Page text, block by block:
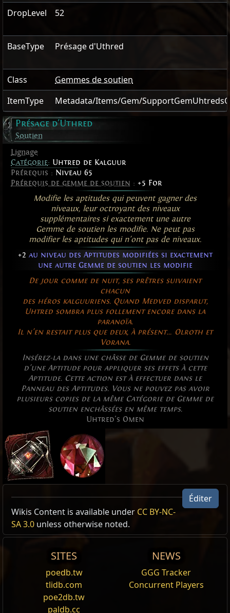
DropLevel
52
BaseType Présage d'Uthred
Class
Gemmes de soutien
ItemType
Metadata/Items/Gem/
Présage d'Uthred
Soutien
Lignage
Catégorie: Uhtred de Kalguur
Prérequis : Niveau 65
Prérequis de gemme de soutien : +5 For
Modifie les aptitudes qui peuvent gagner des
niveaux, leur octroyant des niveaux
supplémentaires si exactement une autre
Gemme de soutien les modifie. Ne peut pas
modifier les aptitudes qui n'ont pas de niveaux.
+2 au niveau des Aptitudes modifiées si exactement
une autre Gemme de soutien les modifie
De jour comme de nuit, ses prêtres suivaient
chacun
des héros kalguuriens. Quand Medved disparut,
Uhtred sombra plus follement encore dans la
paranoïa.
Il n'en restait plus que deux, à présent… Olroth et
Vorana.
Insérez-la dans une châsse de Gemme de soutien
d'une Aptitude pour appliquer ses effets à cette
Aptitude. Cette action est à effectuer dans le
Panneau des Aptitudes. Vous ne pouvez pas avoir
plusieurs copies de la même Catégorie de Gemme de
soutien enchâssées en même temps.
Uhtred's Omen
Excluded Type: SingleLevelSkill
Reset
Bond percutant
Un bond dans les airs qui endommage et
Repousseles ennemis avec votre masse à
l'atterrissage. Les ennemis sur lesquels vous
atterrissez directement sont projetés hors de
US Realm Economy Wiki
24h volume
Orbe du chaos
Éditer
Wikis Content is available under CC BY-NC-
SA 3.0 unless otherwise noted.
SITES
poedb.tw
tlidb.com
poe2db.tw
paldb.cc
NEWS
GGG Tracker
Concurrent Players